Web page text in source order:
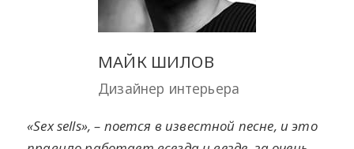
МАЙК ШИЛОВ
Дизайнер интерьера
«Sex sells», – поется в известной песне, и это